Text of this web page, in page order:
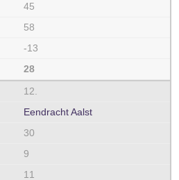
45
58
-13
28
12.
Eendracht Aalst
30
9
11